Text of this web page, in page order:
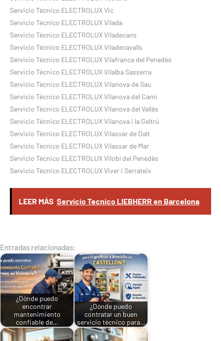
Servicio Técnico ELECTROLUX Vic
Servicio Técnico ELECTROLUX Vilada
Servicio Técnico ELECTROLUX Viladecans
Servicio Técnico ELECTROLUX Viladecavalls
Servicio Técnico ELECTROLUX Vilafranca del Penedès
Servicio Técnico ELECTROLUX Vilalba Sasserra
Servicio Técnico ELECTROLUX Vilanova de Sau
Servicio Técnico ELECTROLUX Vilanova del Camí
Servicio Técnico ELECTROLUX Vilanova del Vallès
Servicio Técnico ELECTROLUX Vilanova i la Geltrú
Servicio Técnico ELECTROLUX Vilassar de Dalt
Servicio Técnico ELECTROLUX Vilassar de Mar
Servicio Técnico ELECTROLUX Vilobí del Penedès
Servicio Técnico ELECTROLUX Viver i Serrateix
LEER MÁS Servicio Tecnico LIEBHERR en Barcelona
Entradas relacionadas:
¿Dónde puedo
encontrar
mantenimiento
confiable de…
¿Dónde puedo
contratar un buen
servicio técnico para…